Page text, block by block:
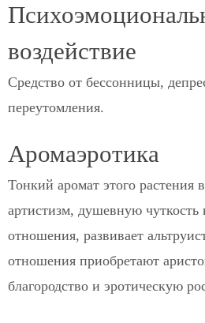
воздействие
Средство от бессонницы,
переутомления.
Аромаэротика
Тонкий аромат этого растения
артистизм, душевную чуткость
отношения, развивает
отношения приобретают
благородство и эротическую